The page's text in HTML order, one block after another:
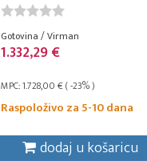
Gotovina / Virman
1.332,29 €
MPC: 1.728,00 € ( -23% )
Raspoloživo za 5-10 dana
dodaj u košaricu